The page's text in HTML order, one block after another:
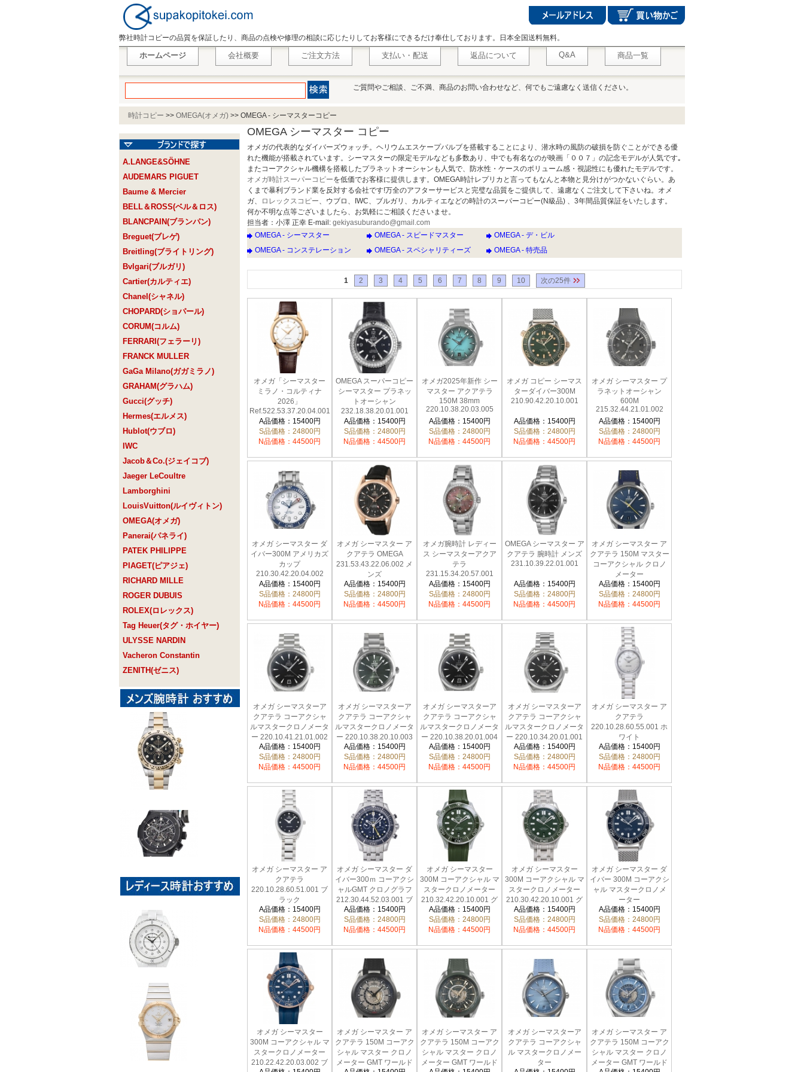
弊社時計コピーの品質を保証したり、商品の点検や修理の相談に応じたりしてお客様にできるだけ奉仕しております。日本全国送料無料。
ホームページ 会社概要 ご注文方法 支払い・配送 返品について Q&A 商品一覧
ご質問やご相談、ご不満、商品のお問い合わせなど、何でもご遠慮なく送信ください。
時計コピー >> OMEGA(オメガ) >> OMEGA - シーマスターコピー
A.LANGE&SÖHNE
AUDEMARS PIGUET
Baume & Mercier
BELL＆ROSS(ベル＆ロス)
BLANCPAIN(ブランパン)
Breguet(ブレゲ)
Breitling(ブライトリング)
Bvlgari(ブルガリ)
Cartier(カルティエ)
Chanel(シャネル)
CHOPARD(ショパール)
CORUM(コルム)
FERRARI(フェラーリ)
FRANCK MULLER
GaGa Milano(ガガミラノ)
GRAHAM(グラハム)
Gucci(グッチ)
Hermes(エルメス)
Hublot(ウブロ)
IWC
Jacob＆Co.(ジェイコブ)
Jaeger LeCoultre
Lamborghini
LouisVuitton(ルイヴィトン)
OMEGA(オメガ)
Panerai(パネライ)
PATEK PHILIPPE
PIAGET(ピアジェ)
RICHARD MILLE
ROGER DUBUIS
ROLEX(ロレックス)
Tag Heuer(タグ・ホイヤー)
ULYSSE NARDIN
Vacheron Constantin
ZENITH(ゼニス)
OMEGA シーマスター コピー
オメガの代表的なダイバーズウォッチ。ヘリウムエスケープバルブを搭載することにより、潜水時の風防の破損を防ぐことができる優
れた機能が搭載されています。シーマスターの限定モデルなども多数あり、中でも有名なのが映画「００７」の記念モデルが人気です｡
またコーアクシャル機構を搭載したプラネットオーシャンも人気で、防水性・ケースのボリューム感・視認性にも優れたモデルです。
オメガ時計スーパーコピーを低価でお客様に提供します。OMEGA時計レプリカと言ってもなんと本物と見分けがつかないぐらい。あ
くまで暴利ブランド業を反対する会社です!万全のアフターサービスと完璧な品質をご提供して、遠慮なくご注文して下さいね。オメ
ガ、
ロレックスコピー、ウブロ、IWC、ブルガリ、カルティエなどの時計のスーパーコピー(N級品) 、3年間品質保証をいたします。
何か不明な点等ございましたら、お気軽にご相談くださいませ。
担当者：小澤 正幸 E-mail: gekiyasuburando@gmail.com
OMEGA - シーマスター
OMEGA - スピードマスター
OMEGA - デ・ビル
OMEGA - コンステレーション
OMEGA - スペシャリティーズ OMEGA - 特売品
1 2 3 4 5 6 7 8 9 10 次の25件
オメガ「シーマスター
ミラノ・コルティナ
2026」
Ref.522.53.37.20.04.001
A品価格：15400円
S品価格：24800円
N品価格：44500円
OMEGA スーパーコピー
シーマスター プラネッ
トオーシャン
232.18.38.20.01.001
A品価格：15400円
S品価格：24800円
N品価格：44500円
オメガ2025年新作 シー
マスター アクアテラ
150M 38mm
220.10.38.20.03.005
A品価格：15400円
S品価格：24800円
N品価格：44500円
オメガ コピー シーマス
ターダイバー300M
210.90.42.20.10.001
A品価格：15400円
S品価格：24800円
N品価格：44500円
オメガ シーマスター プ
ラネットオーシャン
600M
215.32.44.21.01.002
A品価格：15400円
S品価格：24800円
N品価格：44500円
オメガ シーマスター ダ
イバー300M アメリカズ
カップ
210.30.42.20.04.002
A品価格：15400円
S品価格：24800円
N品価格：44500円
オメガ シーマスター ア
クアテラ OMEGA
231.53.43.22.06.002 メ
ンズ
A品価格：15400円
S品価格：24800円
N品価格：44500円
オメガ腕時計 レディー
ス シーマスターアクア
テラ
231.15.34.20.57.001
A品価格：15400円
S品価格：24800円
N品価格：44500円
OMEGA シーマスター ア
クアテラ 腕時計 メンズ
231.10.39.22.01.001
A品価格：15400円
S品価格：24800円
N品価格：44500円
オメガ シーマスター ア
クアテラ 150M マスター
コーアクシャル クロノ
メーター
220.12.41.21.03.009
A品価格：15400円
S品価格：24800円
N品価格：44500円
オメガ シーマスターア
クアテラ コーアクシャ
ルマスタークロノメータ
ー 220.10.41.21.01.002
A品価格：15400円
S品価格：24800円
N品価格：44500円
オメガ シーマスターア
クアテラ コーアクシャ
ルマスタークロノメータ
ー 220.10.38.20.10.003
A品価格：15400円
S品価格：24800円
N品価格：44500円
オメガ シーマスターア
クアテラ コーアクシャ
ルマスタークロノメータ
ー 220.10.38.20.01.004
A品価格：15400円
S品価格：24800円
N品価格：44500円
オメガ シーマスターア
クアテラ コーアクシャ
ルマスタークロノメータ
ー 220.10.34.20.01.001
A品価格：15400円
S品価格：24800円
N品価格：44500円
オメガ シーマスター ア
クアテラ
220.10.28.60.55.001 ホ
ワイト
A品価格：15400円
S品価格：24800円
N品価格：44500円
オメガ シーマスター ア
クアテラ
220.10.28.60.51.001 ブ
ラック
A品価格：15400円
S品価格：24800円
N品価格：44500円
オメガ シーマスター ダ
イバー300ｍ コーアクシ
ャルGMT クロノグラフ
212.30.44.52.03.001 ブ
ルー
A品価格：15400円
S品価格：24800円
N品価格：44500円
オメガ シーマスター
300M コーアクシャル マ
スタークロノメーター
210.32.42.20.10.001 グ
リーン
A品価格：15400円
S品価格：24800円
N品価格：44500円
オメガ シーマスター
300M コーアクシャル マ
スタークロノメーター
210.30.42.20.10.001 グ
リーン
A品価格：15400円
S品価格：24800円
N品価格：44500円
オメガ シーマスター ダ
イバー 300M コーアクシ
ャル マスタークロノメ
ーター
210.30.42.20.03.002 ブ
ルー
A品価格：15400円
S品価格：24800円
N品価格：44500円
オメガ シーマスター
300M コーアクシャル マ
スタークロノメーター
210.22.42.20.03.002 ブ
オメガ シーマスター ア
クアテラ 150M コーアク
シャル マスター クロノ
メーター GMT ワールド
オメガ シーマスター ア
クアテラ 150M コーアク
シャル マスター クロノ
メーター GMT ワールド
オメガ シーマスターア
クアテラ コーアクシャ
ル マスタークロノメー
ター
オメガ シーマスター ア
クアテラ 150M コーアク
シャル マスター クロノ
メーター GMT ワールド